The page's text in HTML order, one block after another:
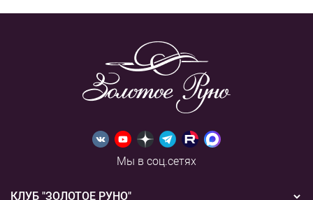
Мы в соц.сетях
КЛУБ "ЗОЛОТОЕ РУНО"